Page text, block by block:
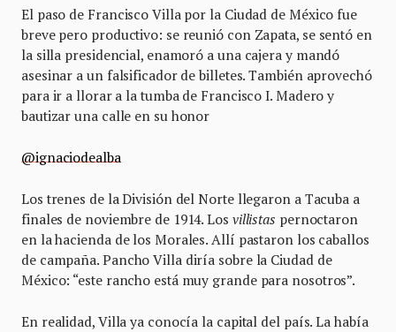
El paso de Francisco Villa por la Ciudad de México fue
breve pero productivo: se reunió con Zapata, se sentó en
la silla presidencial, enamoró a una cajera y mandó
asesinar a un falsificador de billetes. También aprovechó
para ir a llorar a la tumba de Francisco I. Madero y
bautizar una calle en su honor
@ignaciodealba
Los trenes de la División del Norte llegaron a Tacuba a
finales de noviembre de 1914. Los villistas pernoctaron
en la hacienda de los Morales. Allí pastaron los caballos
de campaña. Pancho Villa diría sobre la Ciudad de
México: “este rancho está muy grande para nosotros”.
En realidad, Villa ya conocía la capital del país. La había